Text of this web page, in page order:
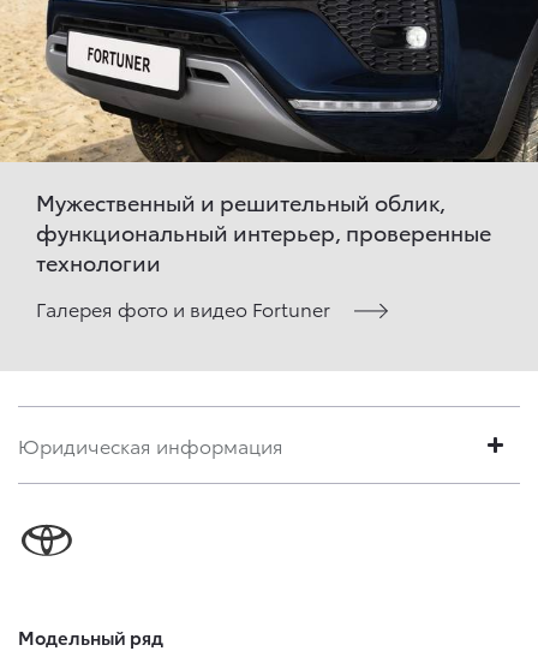
Мужественный и решительный облик,
функциональный интерьер, проверенные
технологии
Галерея фото и видео Fortuner
Юридическая информация
Модельный ряд